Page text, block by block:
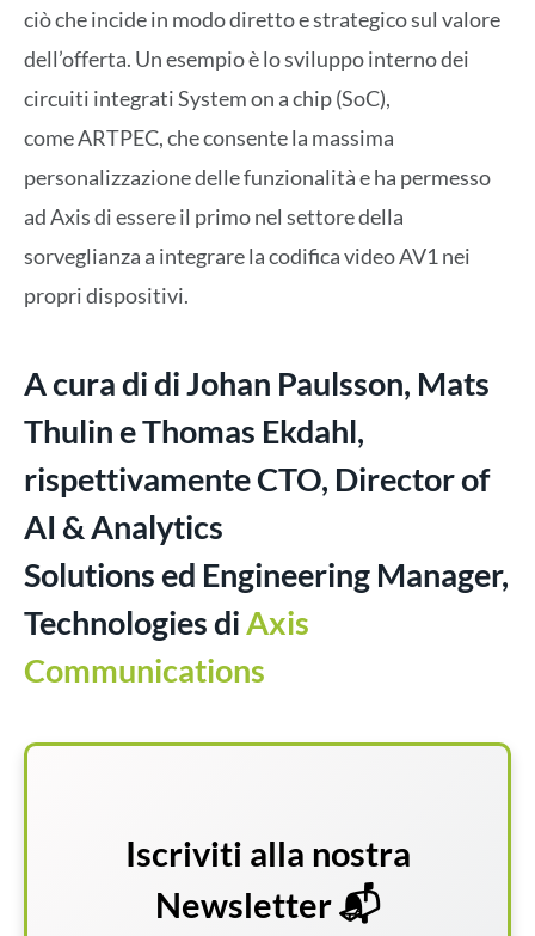
ciò che incide in modo diretto e strategico sul valore
dell’offerta. Un esempio è lo sviluppo interno dei
circuiti integrati System on a chip (SoC),
come ARTPEC, che consente la massima
personalizzazione delle funzionalità e ha permesso
ad Axis di essere il primo nel settore della
sorveglianza a integrare la codifica video AV1 nei
propri dispositivi.
A cura di diJohan Paulsson, Mats
ThulineThomas Ekdahl,
rispettivamenteCTO, Director of
AI & Analytics
Solutionsed Engineering Manager,
TechnologiesdiAxis
Communications
Iscriviti alla nostra
Newsletter 📬